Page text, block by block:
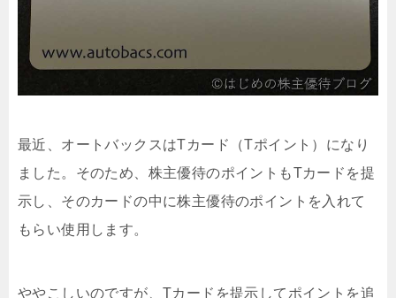
最近、オートバックスはTカード（Tポイント）になり
ました。そのため、株主優待のポイントもTカードを提
示し、そのカードの中に株主優待のポイントを入れて
もらい使用します。
ややこしいのですが、Tカードを提示してポイントを追